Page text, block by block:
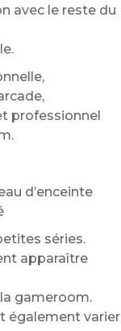
avec le reste du
professionnel
d’enceinte
séries.
apparaître
la gameroom.
également varier